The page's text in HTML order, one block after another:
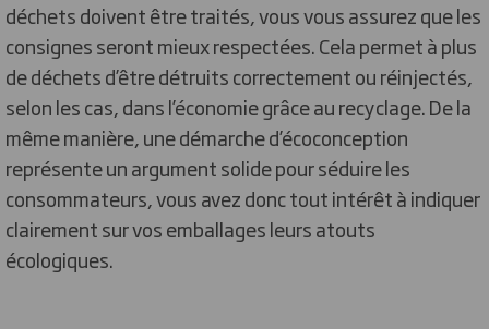
déchets doivent être traités, vous vous assurez que les
consignes seront mieux respectées. Cela permet à plus
de déchets d’être détruits correctement ou réinjectés,
selon les cas, dans l’économie grâce au recyclage. De la
même manière, une démarche d’écoconception
représente un argument solide pour séduire les
consommateurs, vous avez donc tout intérêt à indiquer
clairement sur vos emballages leurs atouts
écologiques.